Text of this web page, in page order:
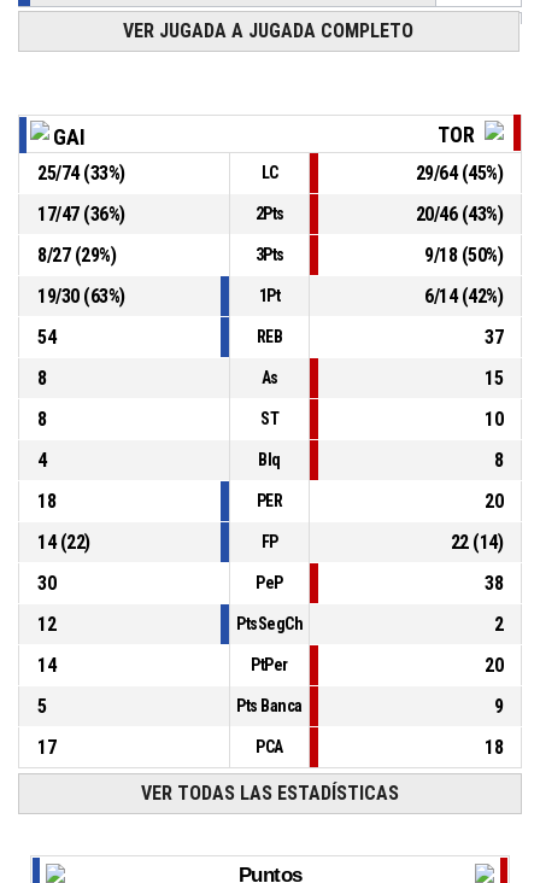
32, M. Butler, Lanzamiento libre 1 de 2 Fallado
32, M. Butler, Falta recibida
P4 00:16 , Falta personal
34, B. Sebirumbi , Rebote defensivo P4 00:16
VER JUGADA A JUGADA COMPLETO
GAI TOR
25/74(33%) LC 29/64(45%)
17/47(36%) 2Pts 20/46(43%)
8/27(29%) 3Pts 9/18(50%)
19/30(63%) 1Pt 6/14(42%)
54
REB
37
8
As
15
8
ST
10
4
Blq
8
18
PER
20
14(22) FP 22(14)
30
PeP
38
12
PtsSegCh
2
14
PtPer
20
5
Pts Banca
9
17
PCA 18
VER TODAS LAS ESTADÍSTICAS
Puntos